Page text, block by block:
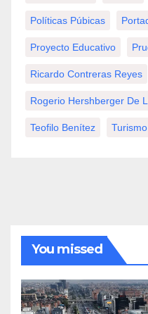
Políticas Púbicas
Proyecto Educativo
Ricardo Contreras Reyes
Rogerio Hershberger De
Teofilo Benítez Turismo
You missed